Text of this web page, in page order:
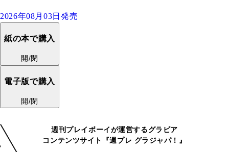
2026年08月03日発売
紙の本で購入
開/閉
電子版で購入
開/閉
週刊プレイボーイが運営するグラビア
コンテンツサイト『週プレ グラジャパ！』